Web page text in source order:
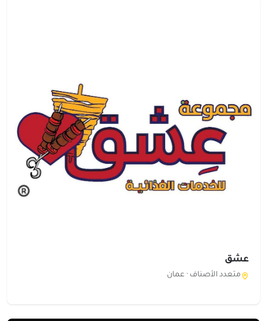
عشق
متعدد الأصناف · عمان